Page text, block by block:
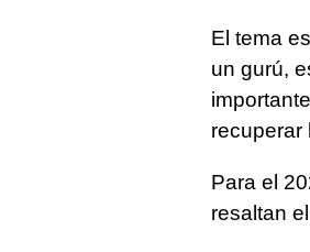
El tema
un gurú,
recuperar
Para el
resaltan